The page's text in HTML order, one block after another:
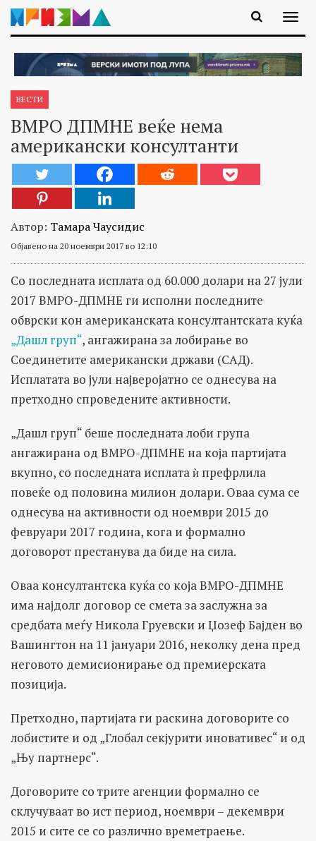
ВЕСТИ
ВМРО ДПМНЕ веќе нема
американски консултанти
Автор: Тамара Чаусидис
Објавено на 20 ноември 2017 во 12:10
Со последната исплата од 60.000 долари на 27 јули
2017 ВМРО-ДПМНЕ ги исполни последните
обврски кон американската консултантската куќа
„Дашл груп“, ангажирана за лобирање во
Соединетите американски држави (САД).
Исплатата во јули најверојатно се однесува на
претходно спроведените активности.
„Дашл груп“ беше последната лоби група
ангажирана од ВМРО-ДПМНЕ на која партијата
вкупно, со последната исплата ѝ префрлила
повеќе од половина милион долари. Оваа сума се
однесува на активности од ноември 2015 до
февруари 2017 година, кога и формално
договорот престанува да биде на сила.
Оваа консултантска куќа со која ВМРО-ДПМНЕ
има најдолг договор се смета за заслужна за
средбата меѓу Никола Груевски и Џозеф Бајден во
Вашингтон на 11 јануари 2016, неколку дена пред
неговото демисионирање од премиерската
позиција.
Претходно, партијата ги раскина договорите со
лобистите и од „Глобал секјурити иновативес“ и од
„Њу партнерс“.
Договорите со трите агенции формално се
склучуваат во ист период, ноември – декември
2015 и сите се со различно времетраење.